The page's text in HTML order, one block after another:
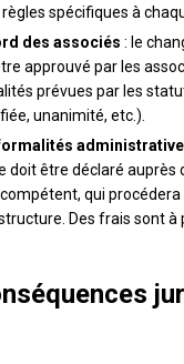
spécifiques à
des associés : le
approuvé par les
prévues par les
unanimité, etc.).
doit être déclaré auprès
qui procédera
Des frais sont à